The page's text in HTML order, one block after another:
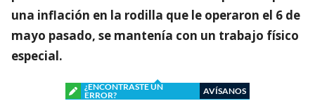
una inflación en la rodilla que le operaron el 6 de
mayo pasado, se mantenía con un trabajo físico
especial.
¿ENCONTRASTE UN
ERROR?
AVÍSANOS